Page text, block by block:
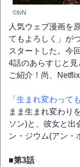
©tvN
人気ウェブ漫画を
てもよろしく」が
スタートした。今
4話のあらすじと
ご紹介！尚、
「生まれ変わって
まま生まれ変わり
ソン)と、彼女と出
ン・ジウム(アン・
■第3話